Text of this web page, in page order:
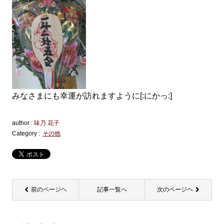
みなさまにも幸運が訪れますように[:にかっ:]
author : 味乃 花子
Category : その他
前のページヘ 記事一覧へ 次のページヘ